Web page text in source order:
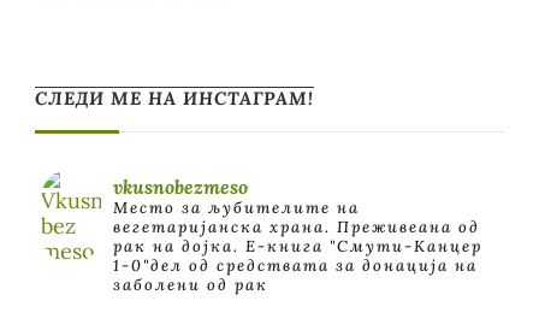
СЛЕДИ МЕ НА ИНСТАГРАМ!
vkusnobezmeso
Место за љубителите на
вегетаријанска храна. Преживеана од
рак на дојка. E-книга "Смути-Канцер
1-0"дел од средствата за донација на
заболени од рак